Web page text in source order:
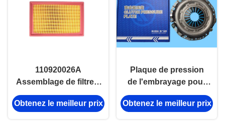
110920026A
Assemblage de filtre à
air JMC Isuzu 4JK1
4BC2 4JG1 C240
Obtenez le meilleur prix
Plaque de pression
de l'embrayage pour
JMC Baodian Euro III
et la Grande Muraille
Obtenez le meilleur prix